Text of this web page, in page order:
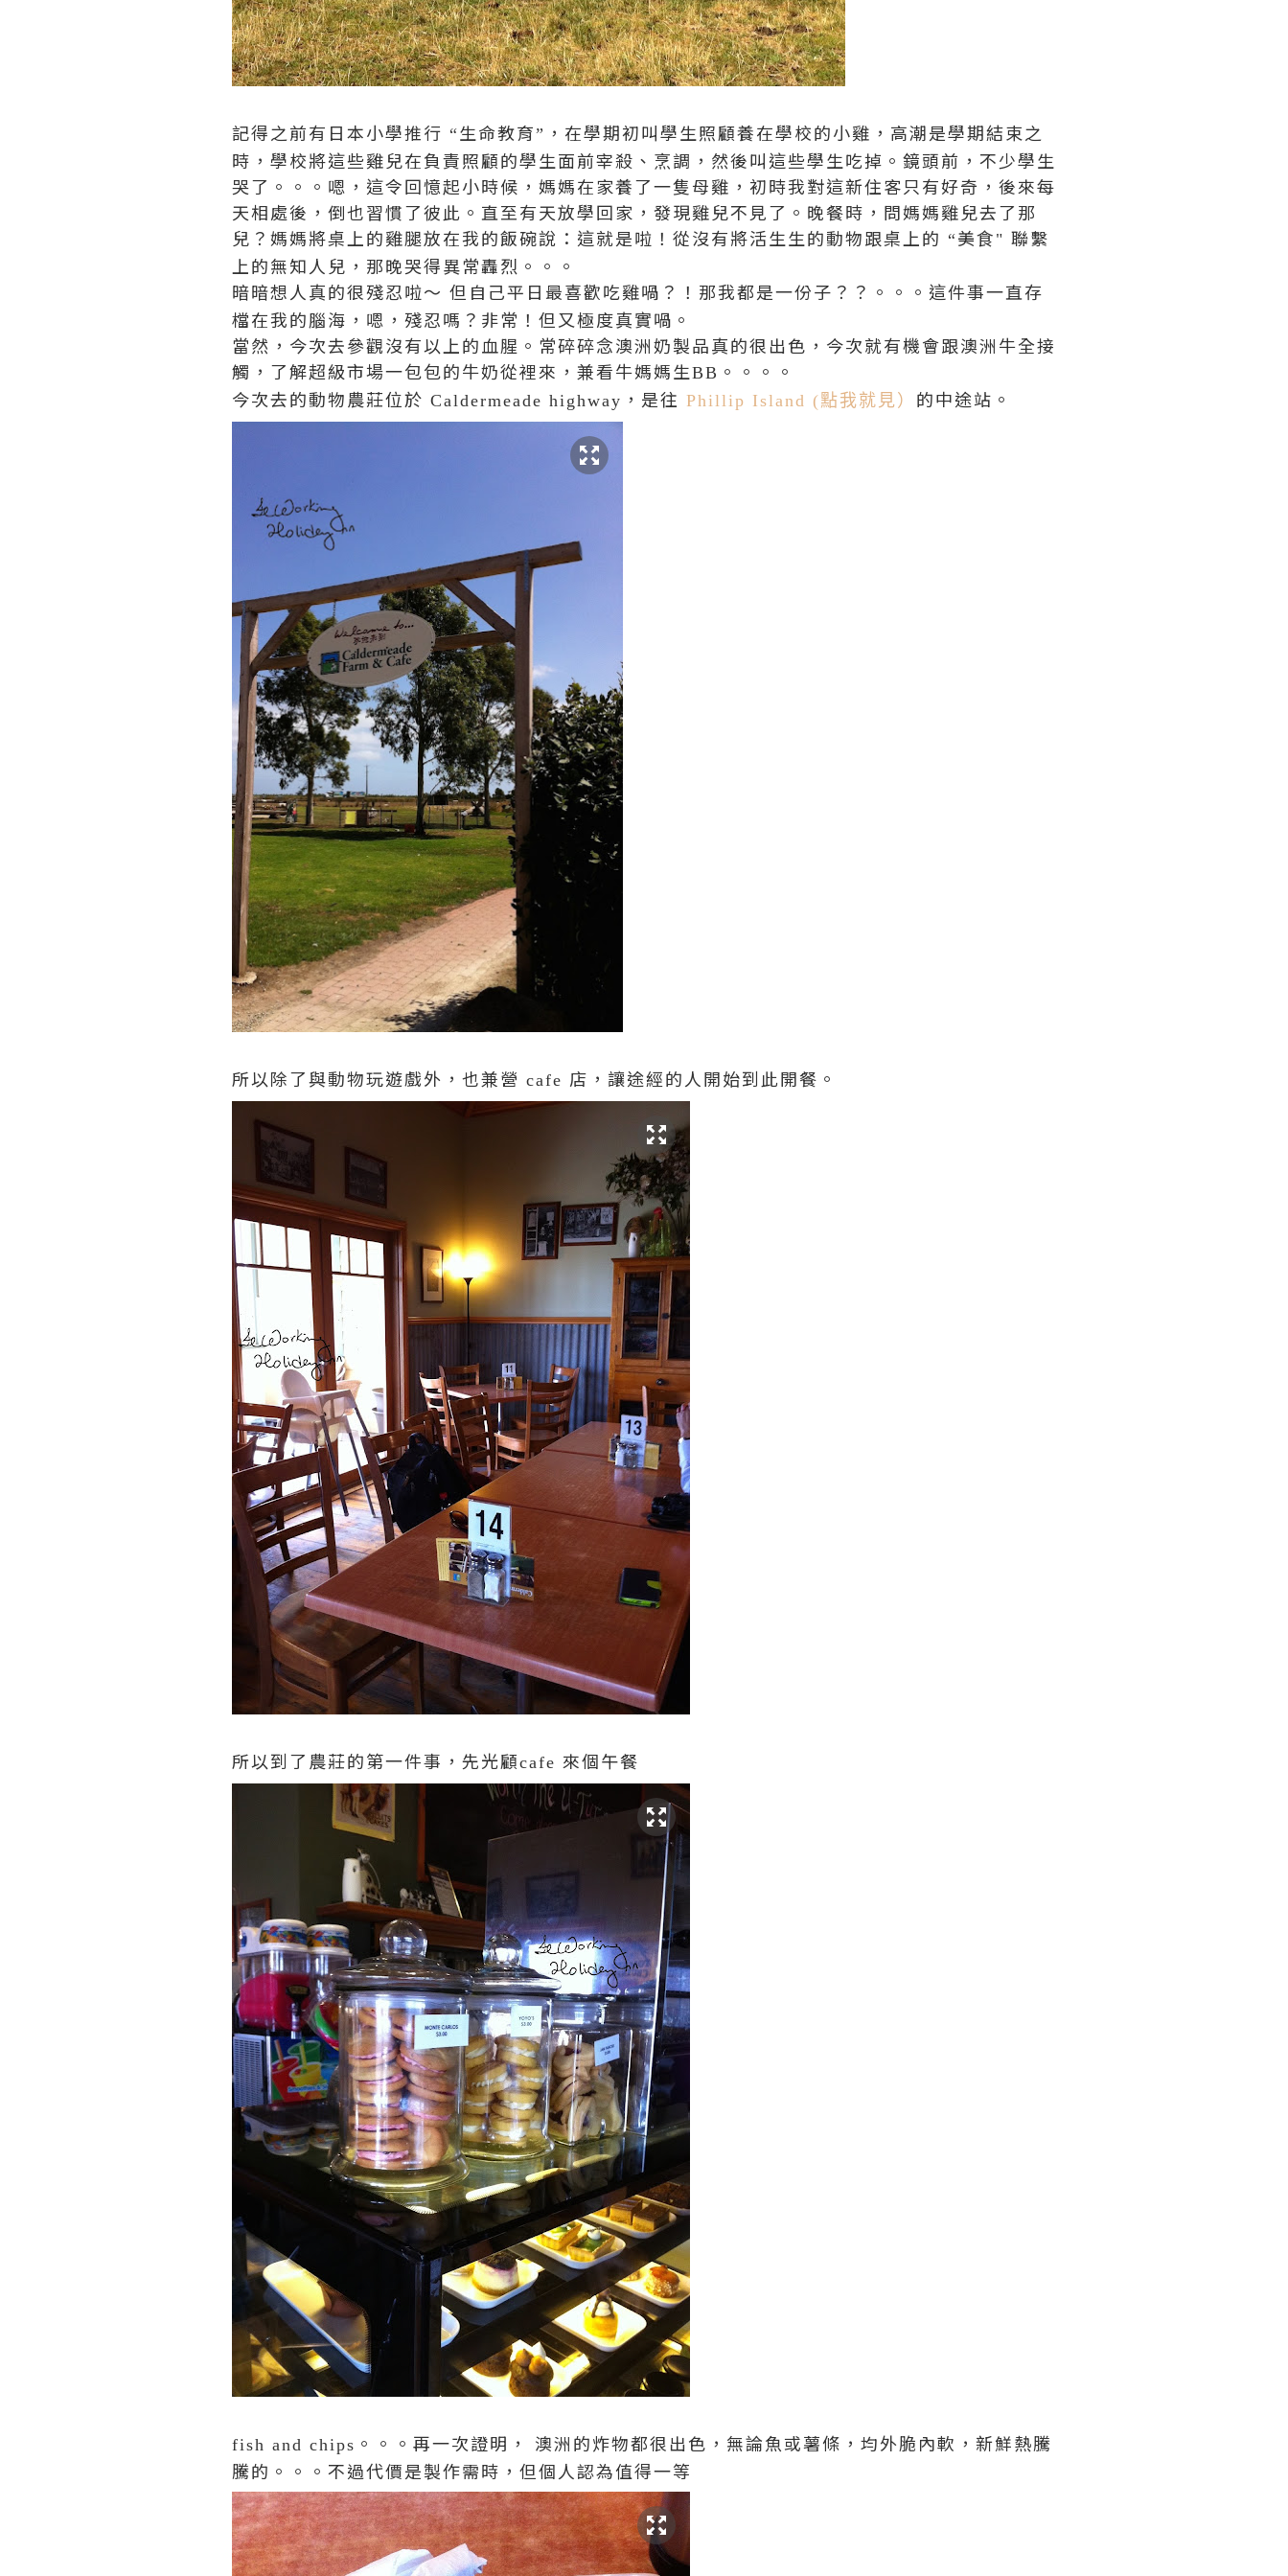
記得之前有日本小學推行 “生命教育” ，在學期初叫學生照顧養在學校的小雞，高潮是學期結束之
時，學校將這些雞兒在負責照顧的學生面前宰殺、烹調，然後叫這些學生吃掉。鏡頭前，不少學生
哭了。。。嗯，這令回憶起小時候，媽媽在家養了一隻母雞，初時我對這新住客只有好奇，後來每
天相處後，倒也習慣了彼此。直至有天放學回家，發現雞兒不見了。晚餐時，問媽媽雞兒去了那
兒？媽媽將桌上的雞腿放在我的飯碗說：這就是啦！從沒有將活生生的動物跟桌上的 “美食 " 聯繫
上的無知人兒，那晚哭得異常轟烈。。。
暗暗想人真的很殘忍啦～ 但自己平日最喜歡吃雞喎？！那我都是一份子？？。。。這件事一直存
檔在我的腦海，嗯，殘忍嗎？非常！但又極度真實喎。
當然，今次去參觀沒有以上的血腥。常碎碎念澳洲奶製品真的很出色，今次就有機會跟澳洲牛全接
觸，了解超級市場一包包的牛奶從裡來，兼看牛媽媽生BB 。。。。
今次去的動物農莊位於 Caldermeade highway ，是往 Phillip Island (點我就見） 的中途站。
所以除了與動物玩遊戲外，也兼營 cafe 店，讓途經的人開始到此開餐。
所以到了農莊的第一件事，先光顧cafe 來個午餐
fish and chips 。。。再一次證明，
澳洲的炸物都很出色，無論魚或薯條，均外脆內軟，新鮮熱騰
騰的。。。不過代價是製作需時，但個人認為值得一等